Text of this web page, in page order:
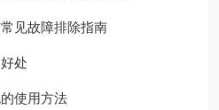
见故障排除指南
处
使用方法